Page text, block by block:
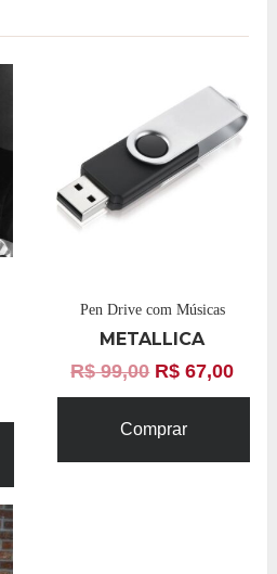
Pen Drive com Músicas
METALLICA
R$99,00 R$ 67,00
Comprar